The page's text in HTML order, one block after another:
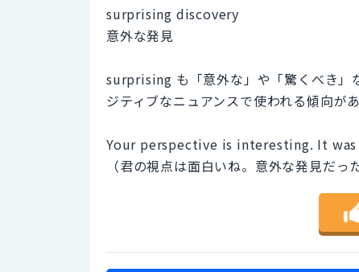
surprising discovery
意外な発見
surprising も「意外な」や「驚くべき」
ジティブなニュアンスで使われる傾向が
Your perspective is interesting. It
（君の視点は面白いね。意外な発見だっ